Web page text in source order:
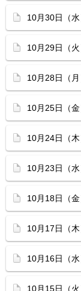
10月30日（
10月29日（
10月28日（
10月25日（
10月24日（
10月23日（
10月18日（
10月17日（木
10月16日（
10月15日（